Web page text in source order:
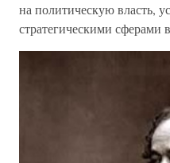
на политическую власть,
стратегическими сферами